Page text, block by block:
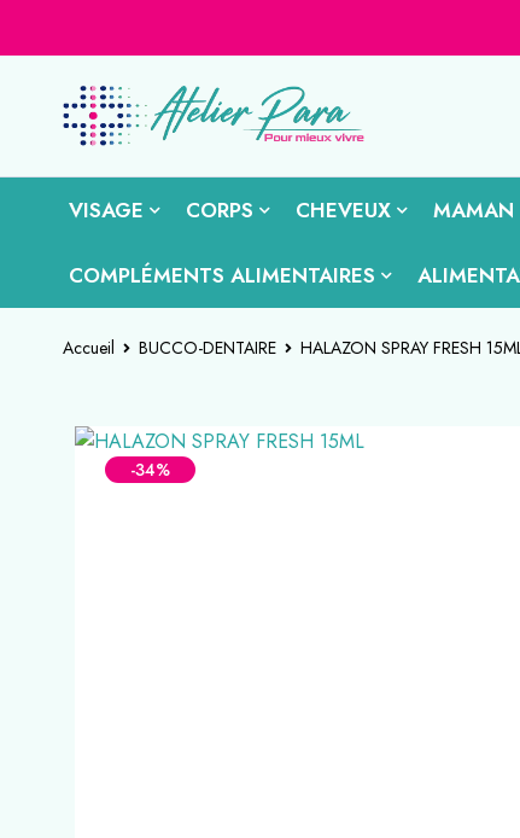
VISAGE CORPS CHEVEUX MAMAN
COMPLÉMENTS ALIMENTAIRES
Accueil BUCCO-DENTAIRE HALAZON SPRAY FRESH
-34%